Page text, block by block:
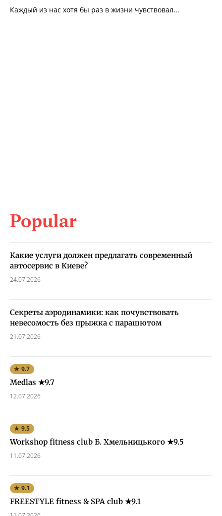
Каждый из нас хотя бы раз в жизни чувствовал...
Popular
Какие услуги должен предлагать современный
автосервис в Киеве?
24.07.2026
Секреты аэродинамики: как почувствовать
невесомость без прыжка с парашютом
21.07.2026
★ 9.7
Medlas ★9.7
12.07.2026
★ 9.5
Workshop fitness club Б. Хмельницького ★9.5
11.07.2026
★ 9.1
FREESTYLE fitness & SPA club ★9.1